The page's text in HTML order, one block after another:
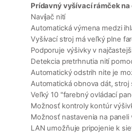
Prídavný vyšívací rámček
Navíjač nití
Automatická výmena medzi
Vyšívací stroj má veľký plne
Podporuje výšivky v
Detekcia pretrhnutia nití
Automatický odstrih nite je
Automatická obnova dát,
Veľký 10 "farebný ovládací
Možnosť kontroly kontúr
Možnosť nastavenia na
LAN umožňuje pripojenie k